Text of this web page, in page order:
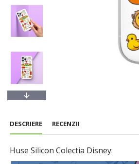
DESCRIERE RECENZII
Huse Silicon Colectia Disney: